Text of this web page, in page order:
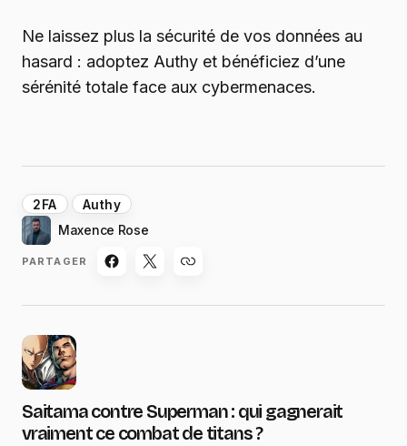
Ne laissez plus la sécurité de vos données au
hasard : adoptez Authy et bénéficiez d’une
sérénité totale face aux cybermenaces.
2FA Authy
Maxence Rose
PARTAGER
Saitama contre Superman : qui gagnerait
vraiment ce combat de titans ?